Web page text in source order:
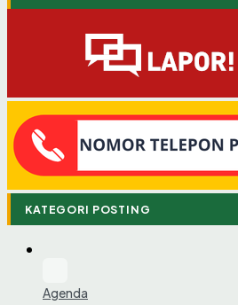
KATEGORI POSTING
Agenda